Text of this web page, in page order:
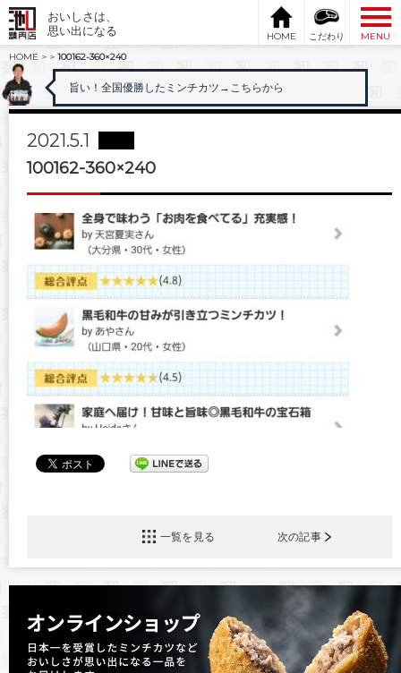
おいしさは、
思い出になる
HOME こだわり
MENU
HOME > > 100162-360×240
旨い！全国優勝したミンチカツ →こちらから
2021.5.1
100162-360×240
一覧を見る 次の記事